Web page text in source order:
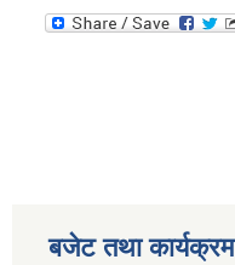
बजेट तथा कार्यक्रम